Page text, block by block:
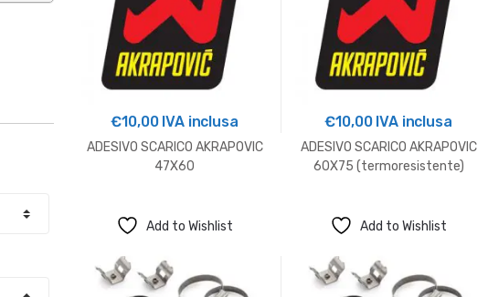
€10,00IVA inclusa
ADESIVO SCARICO AKRAPOVIC
47X60
€10,00IVA inclusa
ADESIVO SCARICO AKRAPOVIC
60X75 (termoresistente)
Add to Wishlist Add to Wishlist